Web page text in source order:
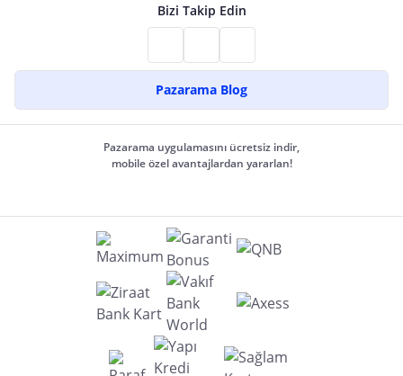
Bizi Takip Edin
Pazarama Blog
Pazarama uygulamasını ücretsiz indir,
mobile özel avantajlardan yararlan!